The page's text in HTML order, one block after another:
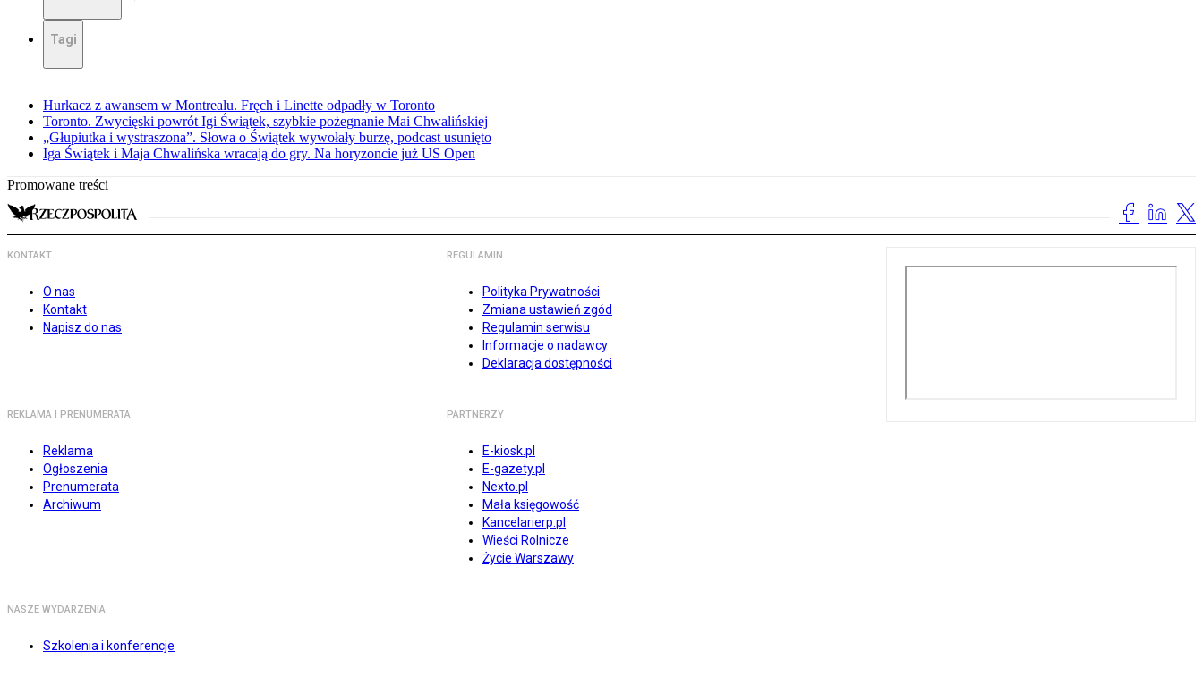
Tagi
Hurkacz z awansem w Montrealu. Fręch i Linette odpadły w Toronto
Toronto. Zwycięski powrót Igi Świątek, szybkie pożegnanie Mai Chwalińskiej
„Głupiutka i wystraszona”. Słowa o Świątek wywołały burzę, podcast usunięto
Iga Świątek i Maja Chwalińska wracają do gry. Na horyzoncie już US Open
Promowane treści
KONTAKT
O nas
Kontakt
Napisz do nas
REGULAMIN
Polityka Prywatności
Zmiana ustawień zgód
Regulamin serwisu
Informacje o nadawcy
Deklaracja dostępności
REKLAMA I PRENUMERATA
Reklama
Ogłoszenia
Prenumerata
Archiwum
PARTNERZY
E-kiosk.pl
E-gazety.pl
Nexto.pl
Mała księgowość
Kancelarierp.pl
Wieści Rolnicze
Życie Warszawy
NASZE WYDARZENIA
Szkolenia i konferencje